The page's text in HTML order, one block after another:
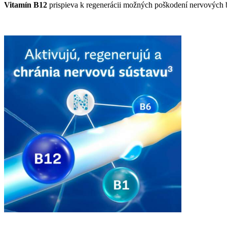
Vitamín B12 prispieva k regenerácii možných poškodení nervových